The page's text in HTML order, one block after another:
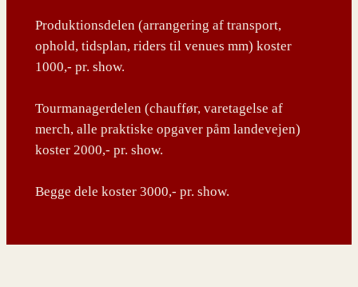
Produktionsdelen (arrangering af transport,
ophold, tidsplan, riders til venues mm) koster
1000,- pr. show.
Tourmanagerdelen (chauffør, varetagelse af
merch, alle praktiske opgaver påm landevejen)
koster 2000,- pr. show.
Begge dele koster 3000,- pr. show.